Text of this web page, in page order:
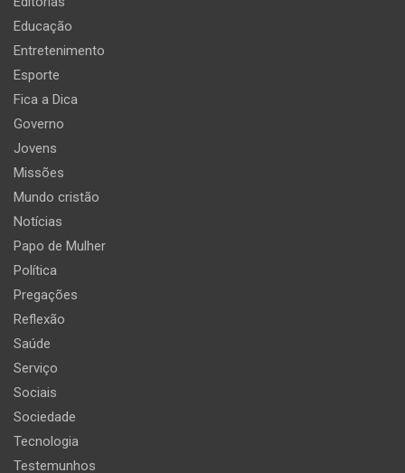
Educação
Entretenimento
Esporte
Fica a Dica
Governo
Jovens
Missões
Mundo cristão
Notícias
Papo de Mulher
Política
Pregações
Reflexão
Saúde
Serviço
Sociais
Sociedade
Tecnologia
Testemunhos